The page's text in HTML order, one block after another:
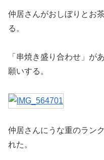
仲居さんがおしぼりとお
る。
「串焼き盛り合わせ」が
願いする。
仲居さんにうな重のラン
れた。